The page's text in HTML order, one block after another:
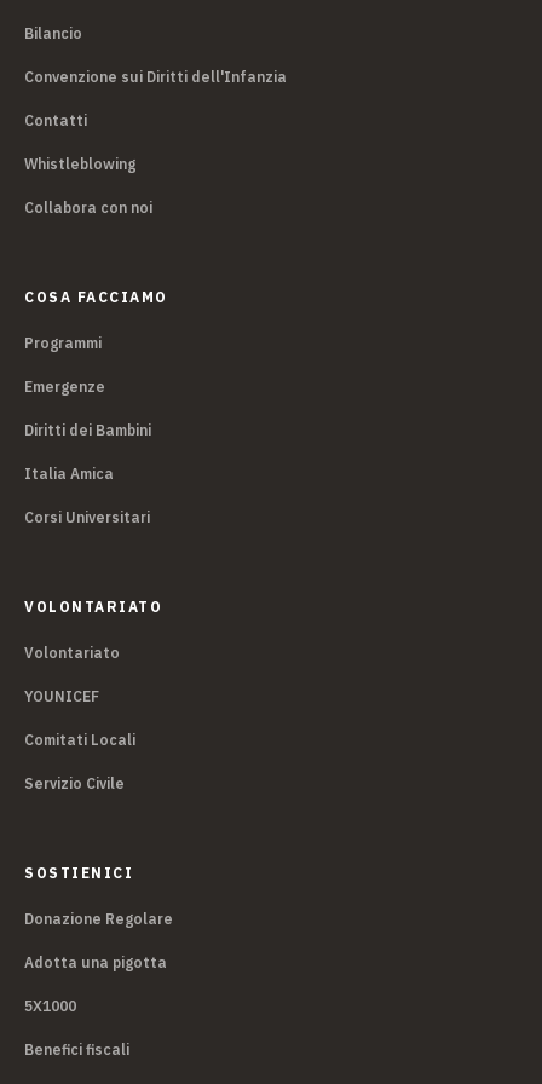
Bilancio
Convenzione sui Diritti dell'Infanzia
Contatti
Whistleblowing
Collabora con noi
COSA FACCIAMO
Programmi
Emergenze
Diritti dei Bambini
Italia Amica
Corsi Universitari
VOLONTARIATO
Volontariato
YOUNICEF
Comitati Locali
Servizio Civile
SOSTIENICI
Donazione Regolare
Adotta una pigotta
5X1000
Benefici fiscali